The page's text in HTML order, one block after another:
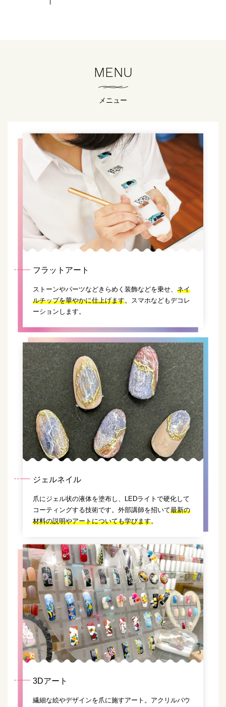
MENU
メニュー
フラットアート
ストーンやパーツなどきらめく装飾などを乗せ、 ネイ
ルチップを華やかに仕上げます。スマホなどもデコレ
ーションします。
ジェルネイル
爪にジェル状の液体を塗布し、LEDライトで硬化して
コーティングする技術です。外部講師を招いて最新の
材料の説明やアートについても学びます。
3Dアート
繊細な絵やデザインを爪に施すアート。アクリルパウ